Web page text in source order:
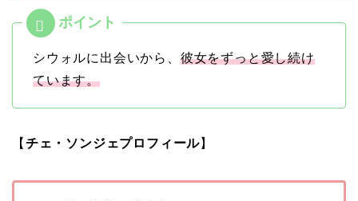
シウォルに出会いから、 彼女をずっと愛し続け
ています。
【 チェ・ソンジェプロフィール】